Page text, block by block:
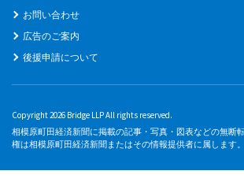
お問い合わせ
広告のご案内
後援申請について
Copyright 2026 Bridge LLP All rights reserved.
相模原町田経済新聞に掲載の記事・写真・図表などの無断
権は相模原町田経済新聞またはその情報提供者に属します。